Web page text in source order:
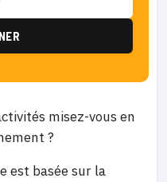
misez-vous en
?
est basée sur la